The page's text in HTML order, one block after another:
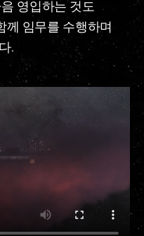
영입하는 것도
께 임무를 수행하며
.